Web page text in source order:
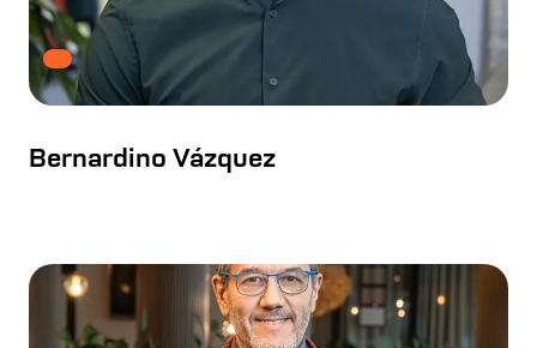
Bernardino Vázquez